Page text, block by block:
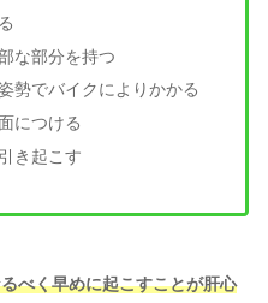
な部分を持つ
勢でバイクによりかかる
につける
き起こす
べく早めに起こすことが肝心